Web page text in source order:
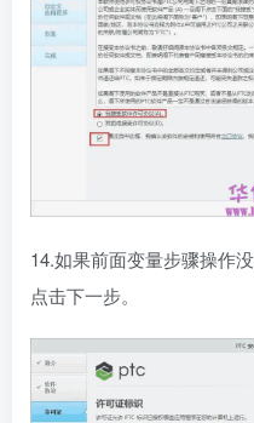
14.如果前面变量步骤操作
点击下一步。